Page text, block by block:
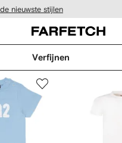
nieuwste stijlen
Verfijnen